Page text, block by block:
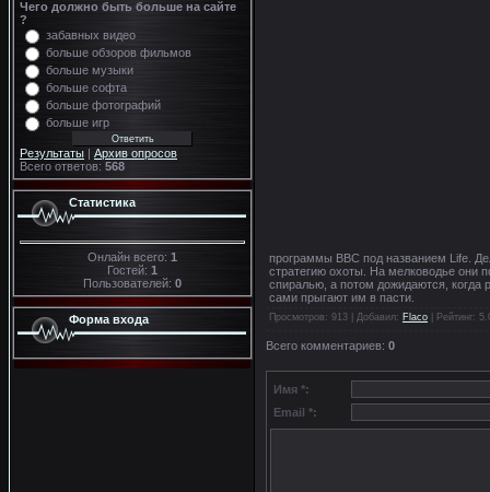
Чего должно быть больше на сайте
?
забавных видео
больше обзоров фильмов
больше музыки
больше софта
больше фотографий
больше игр
Результаты | Архив опросов
Всего ответов: 568
Статистика
Онлайн всего: 1
Гостей: 1
Пользователей: 0
Форма входа
программы BBC под названием Life.
стратегию охоты. На мелководье они
спиралью, а потом дожидаются, когда
сами прыгают им в пасти.
Просмотров : 913 | Добавил: Flaco Рейтинг:
Всего комментариев: 0
Имя *:
Email *: